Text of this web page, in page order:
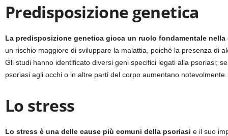
Predisposizione genetica
La predisposizione genetica gioca un ruolo fondamentale
un rischio maggiore di sviluppare la malattia, poiché la presenza di
Gli studi hanno identificato diversi geni specifici legati alla psoriasi;
psoriasi agli occhi o in altre parti del corpo aumentano notevolmente.
Lo stress
Lo stress è una delle cause più comuni della psoriasi e il suo